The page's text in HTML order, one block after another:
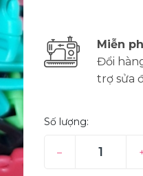
Miễn
Đổi
trợ sửa
Số lượng:
–